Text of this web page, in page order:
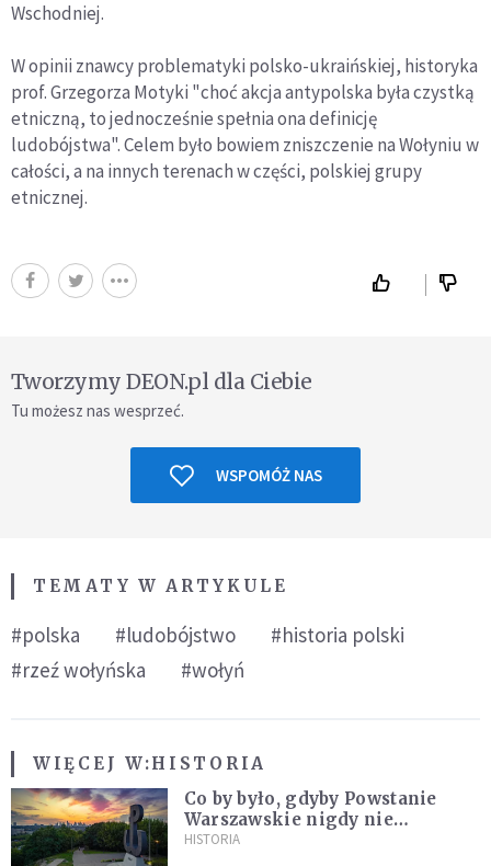
Wschodniej.
W opinii znawcy problematyki polsko-ukraińskiej, historyka
prof. Grzegorza Motyki "choć akcja antypolska była czystką
etniczną, to jednocześnie spełnia ona definicję
ludobójstwa". Celem było bowiem zniszczenie na Wołyniu w
całości, a na innych terenach w części, polskiej grupy
etnicznej.
Tworzymy DEON.pl dla Ciebie
Tu możesz nas wesprzeć.
WSPOMÓŻ NAS
TEMATY W ARTYKULE
#polska #ludobójstwo
#historia polski
#rzeź wołyńska
#wołyń
WIĘCEJ W:HISTORIA
Co by było, gdyby Powstanie
Warszawskie nigdy nie
wybuchło? Historia
HISTORIA